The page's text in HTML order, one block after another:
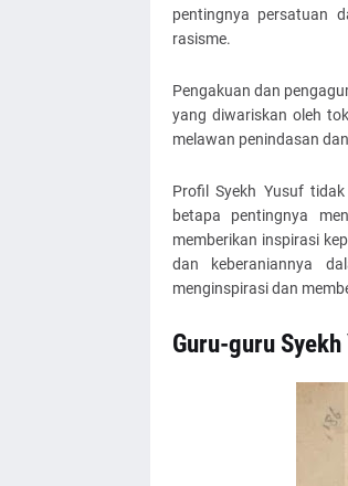
pentingnya persatuan
rasisme.
Pengakuan dan
yang diwariskan oleh
melawan penindasan
Profil Syekh Yusuf
betapa pentingnya
memberikan inspirasi
dan keberaniannya
menginspirasi dan
Guru-guru